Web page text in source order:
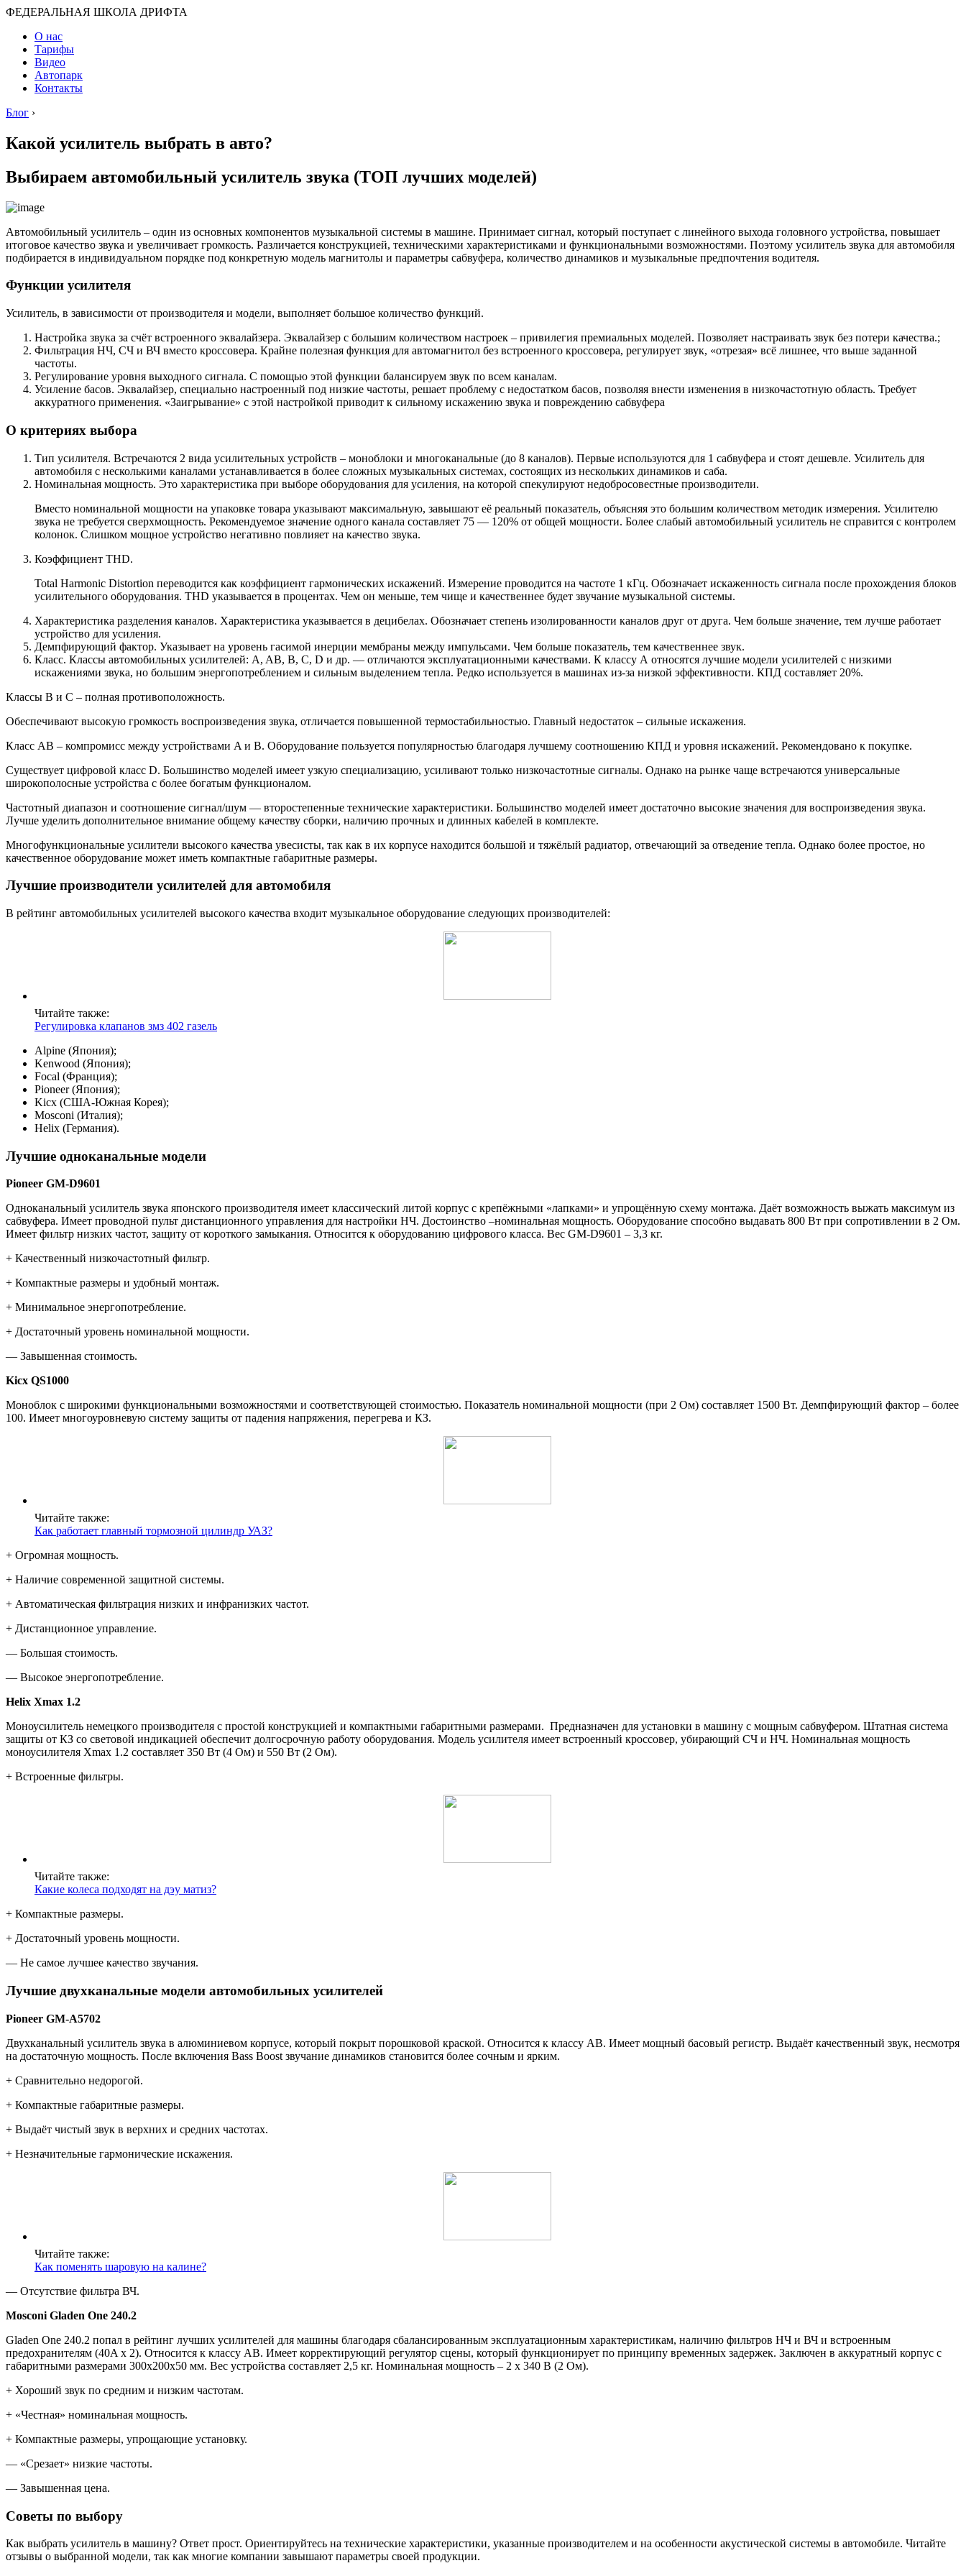
ФЕДЕРАЛЬНАЯ ШКОЛА ДРИФТА
О нас
Тарифы
Видео
Автопарк
Контакты
Блог ›
Какой усилитель выбрать в авто?
Выбираем автомобильный усилитель звука (ТОП лучших моделей)
Автомобильный усилитель – один из основных компонентов музыкальной системы в машине. Принимает сигнал, который поступает с линейного выхода головного устройства, повышает
итоговое качество звука и увеличивает громкость. Различается конструкцией, техническими характеристиками и функциональными возможностями. Поэтому усилитель звука для автомобиля
подбирается в индивидуальном порядке под конкретную модель магнитолы и параметры сабвуфера, количество динамиков и музыкальные предпочтения водителя.
Функции усилителя
Усилитель, в зависимости от производителя и модели, выполняет большое количество функций.
Настройка звука за счёт встроенного эквалайзера. Эквалайзер с большим количеством настроек – привилегия премиальных моделей. Позволяет настраивать звук без потери качества.;
Фильтрация НЧ, СЧ и ВЧ вместо кроссовера. Крайне полезная функция для автомагнитол без встроенного кроссовера, регулирует звук, «отрезая» всё лишнее, что выше заданной
частоты.
Регулирование уровня выходного сигнала. С помощью этой функции балансируем звук по всем каналам.
Усиление басов. Эквалайзер, специально настроенный под низкие частоты, решает проблему с недостатком басов, позволяя внести изменения в низкочастотную область. Требует
аккуратного применения. «Заигрывание» с этой настройкой приводит к сильному искажению звука и повреждению сабвуфера
О критериях выбора
Тип усилителя. Встречаются 2 вида усилительных устройств – моноблоки и многоканальные (до 8 каналов). Первые используются для 1 сабвуфера и стоят дешевле. Усилитель для
автомобиля с несколькими каналами устанавливается в более сложных музыкальных системах, состоящих из нескольких динамиков и саба.
Номинальная мощность. Это характеристика при выборе оборудования для усиления, на которой спекулируют недобросовестные производители.
Вместо номинальной мощности на упаковке товара указывают максимальную, завышают её реальный показатель, объясняя это большим количеством методик измерения. Усилителю
звука не требуется сверхмощность. Рекомендуемое значение одного канала составляет 75 — 120% от общей мощности. Более слабый автомобильный усилитель не справится с контролем
колонок. Слишком мощное устройство негативно повлияет на качество звука.
Коэффициент THD.
Total Harmonic Distortion переводится как коэффициент гармонических искажений. Измерение проводится на частоте 1 кГц. Обозначает искаженность сигнала после прохождения блоков
усилительного оборудования. THD указывается в процентах. Чем он меньше, тем чище и качественнее будет звучание музыкальной системы.
Характеристика разделения каналов. Характеристика указывается в децибелах. Обозначает степень изолированности каналов друг от друга. Чем больше значение, тем лучше работает
устройство для усиления.
Демпфирующий фактор. Указывает на уровень гасимой инерции мембраны между импульсами. Чем больше показатель, тем качественнее звук.
Класс. Классы автомобильных усилителей: A, AB, B, С, D и др. — отличаются эксплуатационными качествами. К классу А относятся лучшие модели усилителей с низкими
искажениями звука, но большим энергопотреблением и сильным выделением тепла. Редко используется в машинах из-за низкой эффективности. КПД составляет 20%.
Классы B и C – полная противоположность.
Обеспечивают высокую громкость воспроизведения звука, отличается повышенной термостабильностью. Главный недостаток – сильные искажения.
Класс AB – компромисс между устройствами A и B. Оборудование пользуется популярностью благодаря лучшему соотношению КПД и уровня искажений. Рекомендовано к покупке.
Существует цифровой класс D. Большинство моделей имеет узкую специализацию, усиливают только низкочастотные сигналы. Однако на рынке чаще встречаются универсальные
широкополосные устройства с более богатым функционалом.
Частотный диапазон и соотношение сигнал/шум — второстепенные технические характеристики. Большинство моделей имеет достаточно высокие значения для воспроизведения звука.
Лучше уделить дополнительное внимание общему качеству сборки, наличию прочных и длинных кабелей в комплекте.
Многофункциональные усилители высокого качества увесисты, так как в их корпусе находится большой и тяжёлый радиатор, отвечающий за отведение тепла. Однако более простое, но
качественное оборудование может иметь компактные габаритные размеры.
Лучшие производители усилителей для автомобиля
В рейтинг автомобильных усилителей высокого качества входит музыкальное оборудование следующих производителей:
Читайте также:
Регулировка клапанов змз 402 газель
Alpine (Япония);
Kenwood (Япония);
Focal (Франция);
Pioneer (Япония);
Kicx (США-Южная Корея);
Mosconi (Италия);
Helix (Германия).
Лучшие одноканальные модели
Pioneer GM-D9601
Одноканальный усилитель звука японского производителя имеет классический литой корпус с крепёжными «лапками» и упрощённую схему монтажа. Даёт возможность выжать максимум из
сабвуфера. Имеет проводной пульт дистанционного управления для настройки НЧ. Достоинство –номинальная мощность. Оборудование способно выдавать 800 Вт при сопротивлении в 2 Ом.
Имеет фильтр низких частот, защиту от короткого замыкания. Относится к оборудованию цифрового класса. Вес GM-D9601 – 3,3 кг.
+ Качественный низкочастотный фильтр.
+ Компактные размеры и удобный монтаж.
+ Минимальное энергопотребление.
+ Достаточный уровень номинальной мощности.
— Завышенная стоимость.
Kicx QS1000
Моноблок с широкими функциональными возможностями и соответствующей стоимостью. Показатель номинальной мощности (при 2 Ом) составляет 1500 Вт. Демпфирующий фактор – более
100. Имеет многоуровневую систему защиты от падения напряжения, перегрева и КЗ.
Читайте также:
Как работает главный тормозной цилиндр УАЗ?
+ Огромная мощность.
+ Наличие современной защитной системы.
+ Автоматическая фильтрация низких и инфранизких частот.
+ Дистанционное управление.
— Большая стоимость.
— Высокое энергопотребление.
Helix Xmax 1.2
Моноусилитель немецкого производителя с простой конструкцией и компактными габаритными размерами. Предназначен для установки в машину с мощным сабвуфером. Штатная система
защиты от КЗ со световой индикацией обеспечит долгосрочную работу оборудования. Модель усилителя имеет встроенный кроссовер, убирающий СЧ и НЧ. Номинальная мощность
моноусилителя Xmax 1.2 составляет 350 Вт (4 Ом) и 550 Вт (2 Ом).
+ Встроенные фильтры.
Читайте также:
Какие колеса подходят на дэу матиз?
+ Компактные размеры.
+ Достаточный уровень мощности.
— Не самое лучшее качество звучания.
Лучшие двухканальные модели автомобильных усилителей
Pioneer GM-A5702
Двухканальный усилитель звука в алюминиевом корпусе, который покрыт порошковой краской. Относится к классу AB. Имеет мощный басовый регистр. Выдаёт качественный звук, несмотря
на достаточную мощность. После включения Bass Boost звучание динамиков становится более сочным и ярким.
+ Сравнительно недорогой.
+ Компактные габаритные размеры.
+ Выдаёт чистый звук в верхних и средних частотах.
+ Незначительные гармонические искажения.
Читайте также:
Как поменять шаровую на калине?
— Отсутствие фильтра ВЧ.
Mosconi Gladen One 240.2
Gladen One 240.2 попал в рейтинг лучших усилителей для машины благодаря сбалансированным эксплуатационным характеристикам, наличию фильтров НЧ и ВЧ и встроенным
предохранителям (40A х 2). Относится к классу AB. Имеет корректирующий регулятор сцены, который функционирует по принципу временных задержек. Заключен в аккуратный корпус с
габаритными размерами 300х200х50 мм. Вес устройства составляет 2,5 кг. Номинальная мощность – 2 х 340 В (2 Ом).
+ Хороший звук по средним и низким частотам.
+ «Честная» номинальная мощность.
+ Компактные размеры, упрощающие установку.
— «Срезает» низкие частоты.
— Завышенная цена.
Советы по выбору
Как выбрать усилитель в машину? Ответ прост. Ориентируйтесь на технические характеристики, указанные производителем и на особенности акустической системы в автомобиле. Читайте
отзывы о выбранной модели, так как многие компании завышают параметры своей продукции.